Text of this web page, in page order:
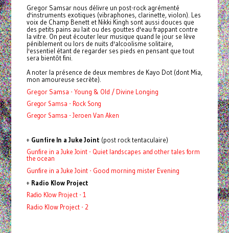
GregorSamsar nous délivre un post-rock agrémenté
d'instruments exotiques (vibraphones, clarinette, violon). Les
voix de Champ Benett et Nikki Kingh sont aussi douces que
des petits pains au lait ou des gouttes d'eau frappant contre
la vitre. On peut écouter leur musique quand le jour se lève
péniblement ou lors de nuits d'alcoolisme solitaire,
l'essentiel étant de regarder ses pieds en pensant que tout
sera bientôt fini.
A noter la présence de deux membres de Kayo Dot (dont Mia,
mon amoureuse secrète).
Gregor Samsa - Young & Old / Divine Longing
Gregor Samsa - Rock Song
Gregor Samsa - Jeroen Van Aken
+ Gunfire In a Juke Joint (post rock tentaculaire)
Gunfire in a Juke Joint - Quiet landscapes and other tales form
the ocean
Gunfire in a Juke Joint - Good morning mister Evening
+ Radio Klow Project
Radio Klow Project - 1
Radio Klow Project - 2